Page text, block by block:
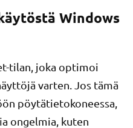
Windows
tilan, joka optimoi
varten. Jos tämä
pöytätietokoneessa,
​​ongelmia, kuten